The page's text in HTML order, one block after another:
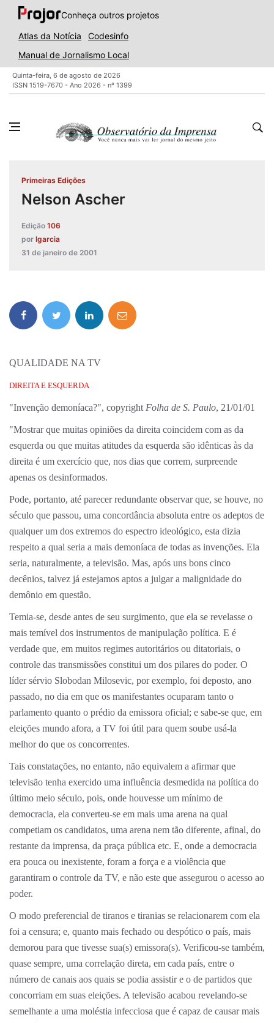
Conheça outros projetos
Atlas da Notícia
Codesinfo
Manual de Jornalismo Local
Quinta-feira, 6 de agosto de 2026
ISSN 1519-7670 - Ano 2026 - nº 1399
Primeiras Edições
Nelson Ascher
Edição 106
por lgarcia
31 de janeiro de 2001
QUALIDADE NA TV
DIREITA E ESQUERDA
"Invenção demoníaca?", copyright Folha de S. Paulo, 21/01/01
"Mostrar que muitas opiniões da direita coincidem com as da
esquerda ou que muitas atitudes da esquerda são idênticas às da
direita é um exercício que, nos dias que correm, surpreende
apenas os desinformados.
Pode, portanto, até parecer redundante observar que, se houve, no
século que passou, uma concordância absoluta entre os adeptos de
qualquer um dos extremos do espectro ideológico, esta dizia
respeito a qual seria a mais demoníaca de todas as invenções. Ela
seria, naturalmente, a televisão. Mas, após uns bons cinco
decênios, talvez já estejamos aptos a julgar a malignidade do
demônio em questão.
Temia-se, desde antes de seu surgimento, que ela se revelasse o
mais temível dos instrumentos de manipulação política. E é
verdade que, em muitos regimes autoritários ou ditatoriais, o
controle das transmissões constitui um dos pilares do poder. O
líder sérvio Slobodan Milosevic, por exemplo, foi deposto, ano
passado, no dia em que os manifestantes ocuparam tanto o
parlamento quanto o prédio da emissora oficial; e sabe-se que, em
eleições mundo afora, a TV foi útil para quem soube usá-la
melhor do que os concorrentes.
Tais constatações, no entanto, não equivalem a afirmar que
televisão tenha exercido uma influência desmedida na política do
último meio século, pois, onde houvesse um mínimo de
democracia, ela converteu-se em mais uma arena na qual
competiam os candidatos, uma arena nem tão diferente, afinal, do
restante da imprensa, da praça pública etc. E, onde a democracia
era pouca ou inexistente, foram a força e a violência que
garantiram o controle da TV, e não este que assegurou o acesso ao
poder.
O modo preferencial de tiranos e tiranias se relacionarem com ela
foi a censura; e, quanto mais fechado ou despótico o país, mais
demorou para que tivesse sua(s) emissora(s). Verificou-se também,
quase sempre, uma correlação direta, em cada país, entre o
número de canais aos quais se podia assistir e o de partidos que
concorriam em suas eleições. A televisão acabou revelando-se
semelhante a uma moléstia infecciosa que é capaz de causar mais